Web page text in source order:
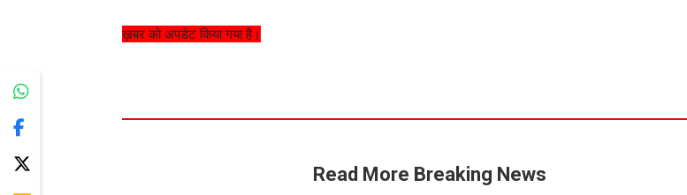
ख़बर को अपडेट किया गया है।
Read More Breaking News